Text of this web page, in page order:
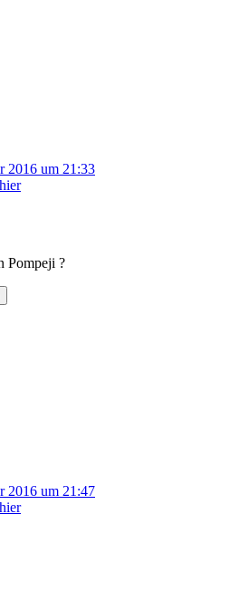
2016 um 21:33
Pompeji ?
2016 um 21:47